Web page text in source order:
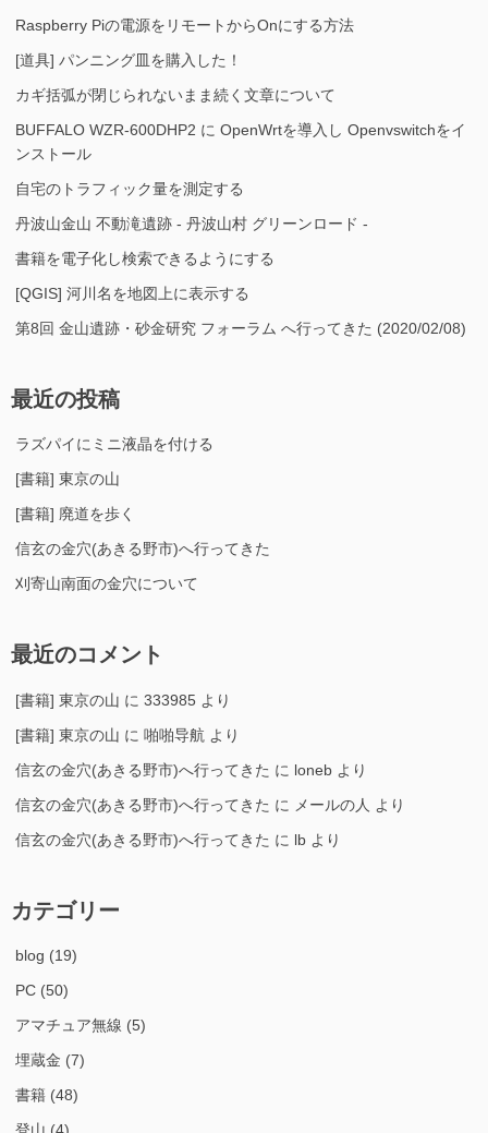
Raspberry Piの電源をリモートからOnにする方法
[道具] パンニング皿を購入した！
カギ括弧が閉じられないまま続く文章について
BUFFALO WZR-600DHP2 に OpenWrtを導入し Openvswitchをイ
ンストール
自宅のトラフィック量を測定する
丹波山金山 不動滝遺跡 - 丹波山村 グリーンロード -
書籍を電子化し検索できるようにする
[QGIS] 河川名を地図上に表示する
第8回 金山遺跡・砂金研究 フォーラム へ行ってきた (2020/02/08)
最近の投稿
ラズパイにミニ液晶を付ける
[書籍] 東京の山
[書籍] 廃道を歩く
信玄の金穴(あきる野市)へ行ってきた
刈寄山南面の金穴について
最近のコメント
[書籍] 東京の山 に 333985 より
[書籍] 東京の山 に 啪啪导航 より
信玄の金穴(あきる野市)へ行ってきた に loneb より
信玄の金穴(あきる野市)へ行ってきた に メールの人 より
信玄の金穴(あきる野市)へ行ってきた に lb より
カテゴリー
blog (19)
PC (50)
アマチュア無線 (5)
埋蔵金 (7)
書籍 (48)